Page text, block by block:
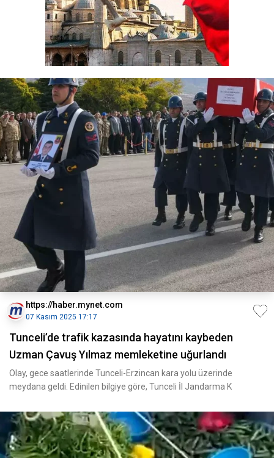
https://haber.mynet.com
07 Kasım 2025 17:17
Tunceli’de trafik kazasında hayatını kaybeden
Uzman Çavuş Yılmaz memleketine uğurlandı
Olay, gece saatlerinde Tunceli-Erzincan kara yolu üzerinde
meydana geldi. Edinilen bilgiye göre, Tunceli İl Jandarma K